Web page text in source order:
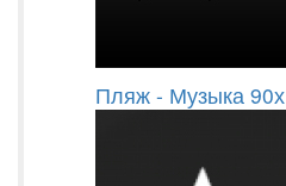
Пляж - Музыка 90х